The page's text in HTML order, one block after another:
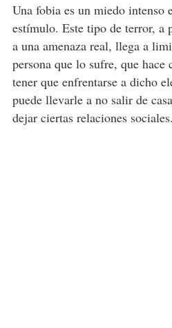
Una fobia es un miedo intenso
estímulo. Este tipo de terror, a
a una amenaza real, llega a
persona que lo sufre, que hace
tener que enfrentarse a dicho
puede llevarle a no salir de
dejar ciertas relaciones